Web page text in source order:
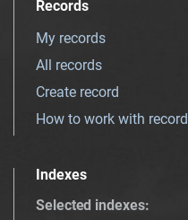
Records
My records
All records
Create record
How to work with record
Indexes
Selected indexes: